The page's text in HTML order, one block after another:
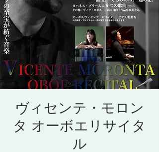
ヴィセンテ・モロン
タ オーボエリサイタ
ル